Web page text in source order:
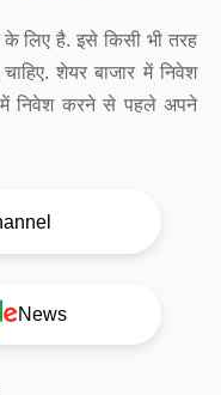
के लिए है. इसे किसी भी तरह
शेयर बाजार में निवेश
में निवेश करने से पहले अपने
News